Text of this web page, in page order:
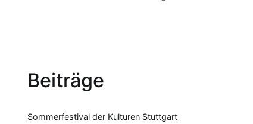
Beiträge
Sommerfestival der Kulturen Stuttgart